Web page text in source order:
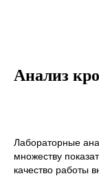
Анализ
Лабораторные
множеству
качество работы